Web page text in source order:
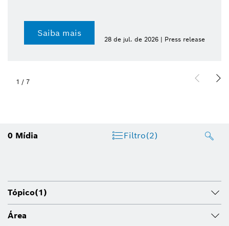
Saiba mais
28 de jul. de 2026 | Press release
1 / 7
0 Mídia Filtro(2)
Tópico(1)
Área